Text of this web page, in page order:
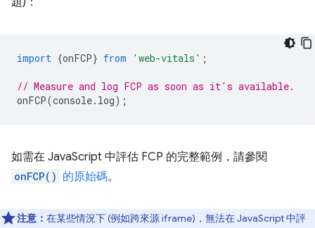
import {onFCP} from 'web-vitals' ;
// Measure and log FCP as soon as it's available.
onFCP(console. log);
如需在 JavaScript 中評估 FCP 的完整範例，請參閱
onFCP() 的原始碼。
注意： 在某些情況下 (例如跨來源 iframe)，無法在 JavaScript 中評